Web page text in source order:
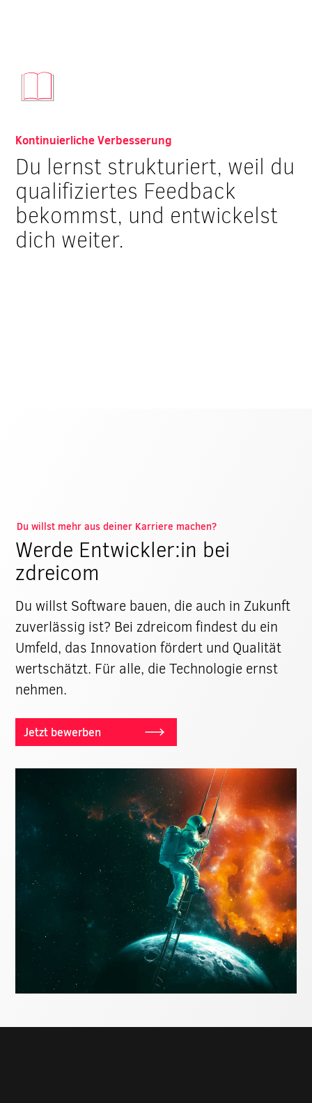
Kontinuierliche Verbesserung
Du lernst strukturiert, weil du
qualifiziertes Feedback
bekommst, und entwickelst
dich weiter.
Du willst mehr aus deiner Karriere machen?
Werde Entwickler:in bei
zdreicom
Du willst Software bauen, die auch in Zukunft
zuverlässig ist? Bei zdreicom findest du ein
Umfeld, das Innovation fördert und Qualität
wertschätzt. Für alle, die Technologie ernst
nehmen.
Jetzt bewerben